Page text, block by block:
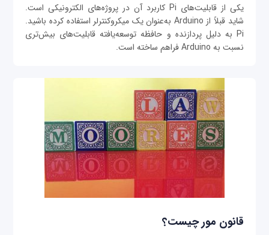
یکی از قابلیت‌های Pi کاربرد آن در پروژه‌های الکترونیکی است.
شاید قبلاً از Arduino به‌عنوان یک میکروکنترلر استفاده کرده باشید.
Pi به دلیل پردازنده و حافظه توسعه‌یافته قابلیت‌های بیش‌تری
نسبت به Arduino فراهم ساخته است.
قانون مور چيست؟